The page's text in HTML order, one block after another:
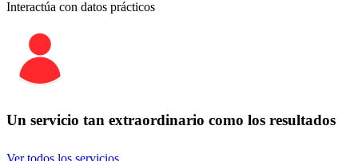
Interactúa con datos prácticos
Un servicio tan extraordinario como los resultados